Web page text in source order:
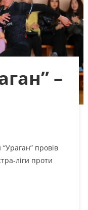
–
провів
ліги проти